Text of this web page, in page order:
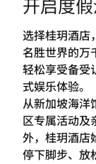
开启度
选择桂玥酒店
名胜世界的万
轻松享受备受
式娱乐体验。
从新加坡海洋
区专属活动及
外，桂玥酒店
停下脚步、放